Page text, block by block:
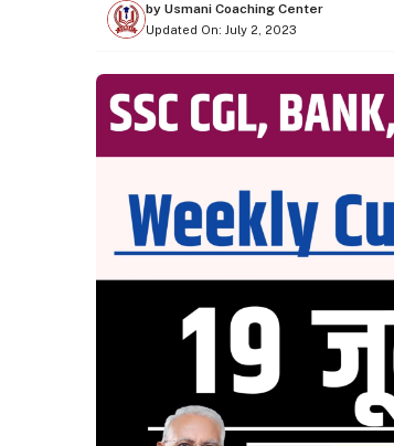
by Usmani Coaching Center
Updated On: July 2, 2023